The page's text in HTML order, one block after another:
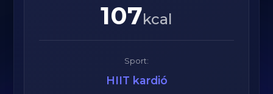
107kcal
Sport:
HIIT kardió